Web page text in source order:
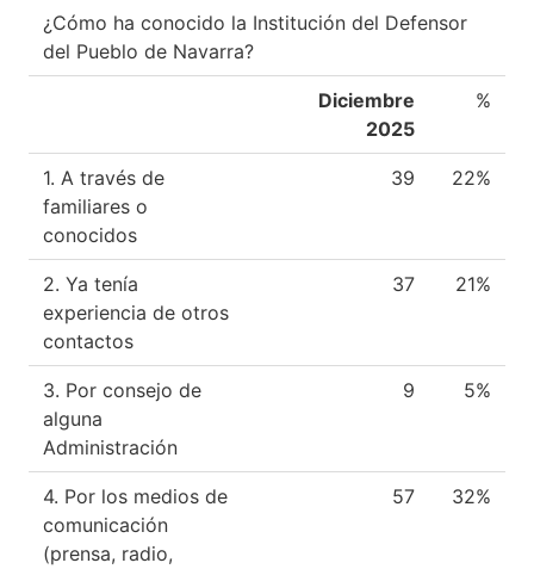
¿Cómo ha conocido la Institución del Defensor
del Pueblo de Navarra?
Diciembre
2025
%
1. A través de
familiares o
conocidos
39 22%
2. Ya tenía
experiencia de otros
contactos
37 21%
3. Por consejo de
alguna
Administración
9 5%
4. Por los medios de
comunicación
(prensa, radio,
57 32%